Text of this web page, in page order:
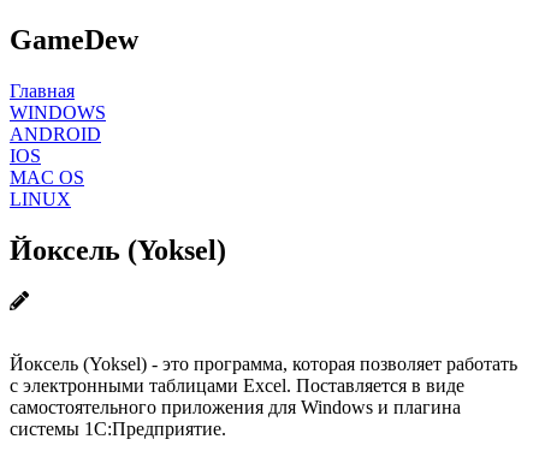
GameDew
Главная
WINDOWS
ANDROID
IOS
MAC OS
LINUX
Йоксель (Yoksel)
Йоксель (Yoksel) - это программа, которая позволяет работать
с электронными таблицами Excel. Поставляется в виде
самостоятельного приложения для Windows и плагина
системы 1С:Предприятие.